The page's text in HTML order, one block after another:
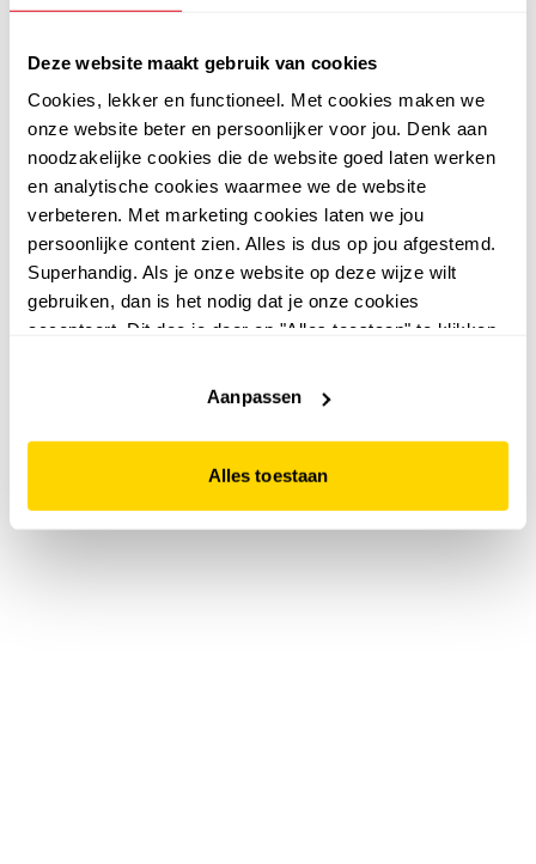
Deze website maakt gebruik van cookies
Cookies, lekker en functioneel. Met cookies maken we
onze website beter en persoonlijker voor jou. Denk aan
noodzakelijke cookies die de website goed laten werken
en analytische cookies waarmee we de website
verbeteren. Met marketing cookies laten we jou
persoonlijke content zien. Alles is dus op jou afgestemd.
Superhandig. Als je onze website op deze wijze wilt
gebruiken, dan is het nodig dat je onze cookies
accepteert. Dit doe je door op "Alles toestaan" te klikken.
website niet optimaal functioneert.
Aanpassen
Alles toestaan